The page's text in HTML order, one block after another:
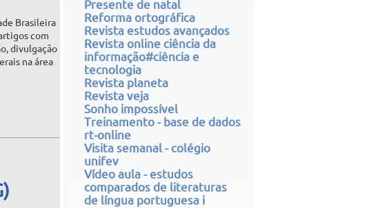
Brasileira
com
divulgação
na área
Presente de natal
Reforma ortográfica
Revista estudos avançados
Revista online ciência da
informação#ciência e
tecnologia
Revista planeta
Revista veja
Sonho impossível
Treinamento - base de dados
rt-online
Visita semanal - colégio
unifev
Vídeo aula - estudos
comparados de literaturas
de língua portuguesa i